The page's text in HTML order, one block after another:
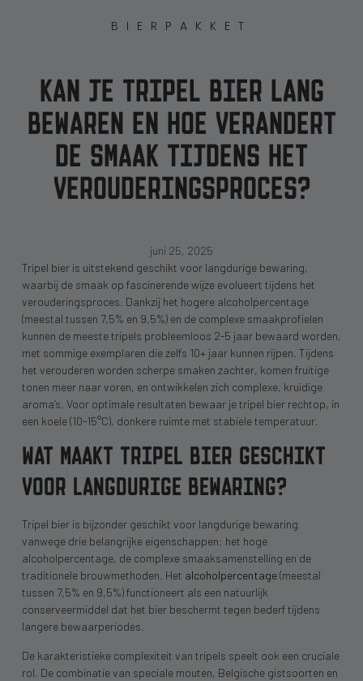
BIERPAKKET
KAN JE TRIPEL BIER LANG
BEWAREN EN HOE VERANDERT
DE SMAAK TIJDENS HET
VEROUDERINGSPROCES?
juni 25, 2025
Tripel bier is uitstekend geschikt voor langdurige bewaring,
waarbij de smaak op fascinerende wijze evolueert tijdens het
verouderingsproces. Dankzij het hogere alcoholpercentage
(meestal tussen 7,5% en 9,5%) en de complexe smaakprofielen
kunnen de meeste tripels probleemloos 2-5 jaar bewaard worden,
met sommige exemplaren die zelfs 10+ jaar kunnen rijpen. Tijdens
het verouderen worden scherpe smaken zachter, komen fruitige
tonen meer naar voren, en ontwikkelen zich complexe, kruidige
aroma’s. Voor optimale resultaten bewaar je tripel bier rechtop, in
een koele (10-15°C), donkere ruimte met stabiele temperatuur.
WAT MAAKT TRIPEL BIER GESCHIKT
VOOR LANGDURIGE BEWARING?
Tripel bier is bijzonder geschikt voor langdurige bewaring
vanwege drie belangrijke eigenschappen: het hoge
alcoholpercentage, de complexe smaaksamenstelling en de
traditionele brouwmethoden. Het alcoholpercentage(meestal
tussen 7,5% en 9,5%) functioneert als een natuurlijk
conserveermiddel dat het bier beschermt tegen bederf tijdens
langere bewaarperiodes.
De karakteristieke complexiteit van tripels speelt ook een cruciale
rol. De combinatie van speciale mouten, Belgische gistsoorten en